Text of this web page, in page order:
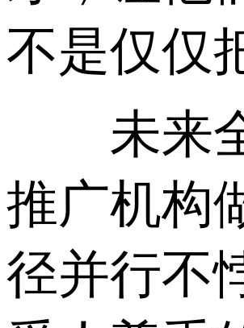
不是仅仅
未来全
推广机构
径并行不